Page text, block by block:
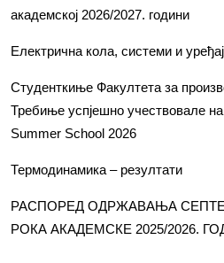
академској 2026/2027. години
Електрична кола, системи и
Студенткиње Факултета за
Требиње успјешно учествовале
Summer School 2026
Термодинамика – резултати
РАСПОРЕД ОДРЖАВАЊА
РОКА АКАДЕМСКЕ 2025/2026.